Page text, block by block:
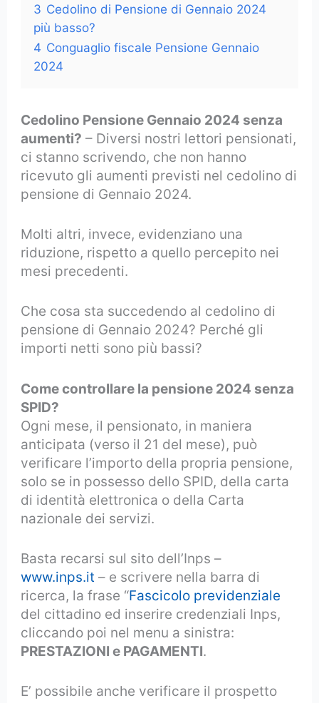
3 Cedolino di Pensione di Gennaio 2024
più basso?
4 Conguaglio fiscale Pensione Gennaio
2024
Cedolino Pensione Gennaio 2024 senza
aumenti? – Diversi nostri lettori pensionati,
ci stanno scrivendo, che non hanno
ricevuto gli aumenti previsti nel cedolino di
pensione di Gennaio 2024.
Molti altri, invece, evidenziano una
riduzione, rispetto a quello percepito nei
mesi precedenti.
Che cosa sta succedendo al cedolino di
pensione di Gennaio 2024? Perché gli
importi netti sono più bassi?
Come controllare la pensione 2024 senza
SPID?
Ogni mese, il pensionato, in maniera
anticipata (verso il 21 del mese), può
verificare l’importo della propria pensione,
solo se in possesso dello SPID, della carta
di identità elettronica o della Carta
nazionale dei servizi.
Basta recarsi sul sito dell’Inps –
www.inps.it – e scrivere nella barra di
ricerca, la frase “Fascicolo previdenziale
del cittadino ed inserire credenziali Inps,
cliccando poi nel menu a sinistra:
PRESTAZIONI e PAGAMENTI.
E’ possibile anche verificare il prospetto